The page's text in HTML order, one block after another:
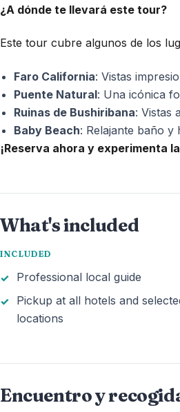
¿A dónde te llevará este tour?
Este tour cubre algunos de los
Faro California: Vistas
Puente Natural: Una icónica
Ruinas de Bushiribana: Vistas
Baby Beach: Relajante baño y
¡Reserva ahora y experimenta
What's included
INCLUDED
Professional local guide
Pickup at all hotels and
locations
Encuentro y